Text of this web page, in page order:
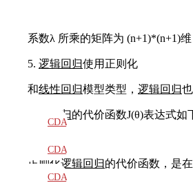
系数λ 所乘的矩阵为 (n+1)*(n+1)维
5. 逻辑回归使用正则化
和线性回归模型类型， 逻辑回归
逻辑回归的代价函数J(θ)表达式如
正则化逻辑回归的代价函数，是
CDA
教材
CDA
题库
CDA